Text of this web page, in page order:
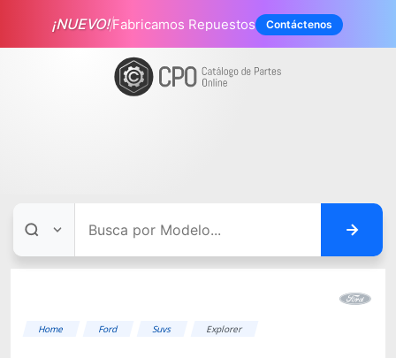
¡NUEVO!Fabricamos Repuestos Contáctenos
Home Ford Suvs Explorer